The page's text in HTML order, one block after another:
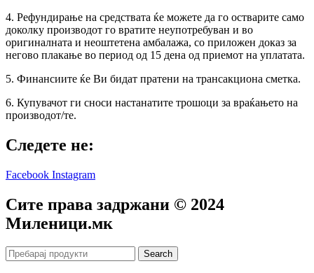
4. Рефундирање на средствата ќе можете да го остварите само
доколку производот го вратите неупотребуван и во
оригиналната и неоштетена амбалажа, со приложен доказ за
негово плакање во период од 15 дена од приемот на уплатата.
5. Финансиите ќе Ви бидат пратени на трансакциона сметка.
6. Купувачот ги сноси настанатите трошоци за враќањето на
производот/те.
Следете не:
Facebook Instagram
Сите права задржани © 2024
Mиленици.мк
Search